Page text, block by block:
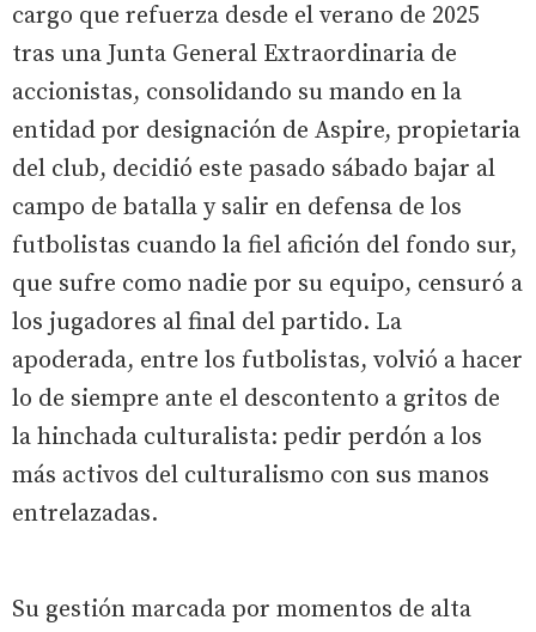
cargo que refuerza desde el verano de 2025
tras una Junta General Extraordinaria de
accionistas, consolidando su mando en la
entidad por designación de Aspire, propietaria
del club, decidió este pasado sábado bajar al
campo de batalla y salir en defensa de los
futbolistas cuando la fiel afición del fondo sur,
que sufre como nadie por su equipo, censuró a
los jugadores al final del partido. La
apoderada, entre los futbolistas, volvió a hacer
lo de siempre ante el descontento a gritos de
la hinchada culturalista: pedir perdón a los
más activos del culturalismo con sus manos
entrelazadas.
Su gestión marcada por momentos de alta